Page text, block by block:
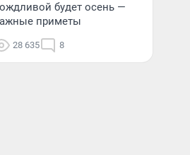
будет осень —
приметы
28 635 8